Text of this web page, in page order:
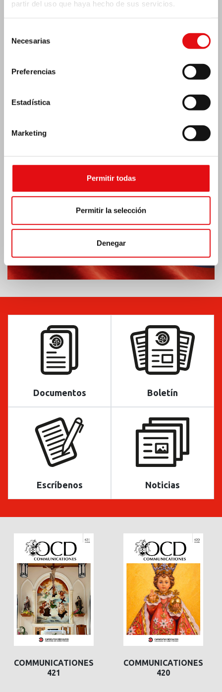
partir del uso que haya hecho de sus servicios.
Necesarias
Preferencias
Estadística
Marketing
Permitir todas
Permitir la selección
Denegar
Emergencia por terremoto Venezuela
Documentos Boletín
Escríbenos Noticias
COMMUNICATIONES
421
COMMUNICATIONES
420